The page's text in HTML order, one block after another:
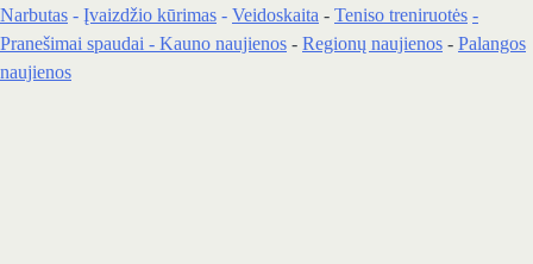
Narbutas - Įvaizdžio kūrimas - Veidoskaita - Teniso treniruotės -
Pranešimai spaudai - Kauno naujienos - Regionų naujienos - Palangos
naujienos